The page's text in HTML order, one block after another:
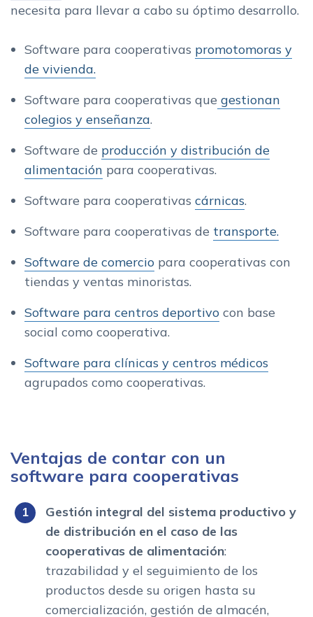
necesita para llevar a cabo su óptimo desarrollo.
Software para cooperativas promotomoras y
de vivienda.
Software para cooperativas que gestionan
colegios y enseñanza.
Software de producción y distribución de
alimentación para cooperativas.
Software para cooperativas cárnicas.
Software para cooperativas de transporte.
Software de comercio para cooperativas con
tiendas y ventas minoristas.
Software para centros deportivo con base
social como cooperativa.
Software para clínicas y centros médicos
agrupados como cooperativas.
Ventajas de contar con un
software para cooperativas
Gestión integral del sistema productivo y
de distribución en el caso de las
cooperativas de alimentación:
trazabilidad y el seguimiento de los
productos desde su origen hasta su
comercialización, gestión de almacén,